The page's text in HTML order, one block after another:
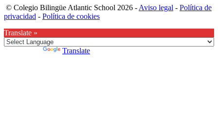
© Colegio Bilingüe Atlantic School 2026 - Aviso legal - Política de
privacidad - Política de cookies
Translate »
Translate